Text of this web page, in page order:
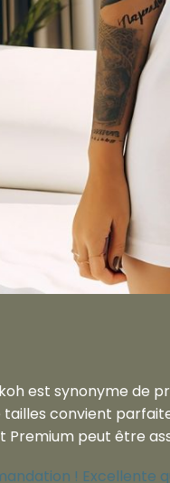
est synonyme de
tailles convient
Premium peut être
! Excellente